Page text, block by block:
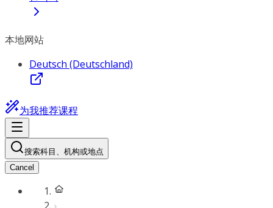
本地网站
Deutsch (Deutschland)
为我推荐课程
搜索科目、机构或地点
Cancel